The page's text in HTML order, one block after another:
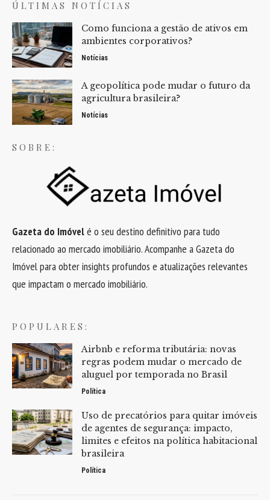
ÚLTIMAS NOTÍCIAS
Como funciona a gestão de ativos em
ambientes corporativos?
Notícias
A geopolítica pode mudar o futuro da
agricultura brasileira?
Notícias
SOBRE:
Gazeta do Imóvelé o seu destino definitivo para tudo
relacionado ao mercado imobiliário. Acompanhe a Gazeta do
Imóvel para obter insights profundos e atualizações relevantes
que impactam o mercado imobiliário.
POPULARES:
Airbnb e reforma tributária: novas
regras podem mudar o mercado de
aluguel por temporada no Brasil
Política
Uso de precatórios para quitar imóveis
de agentes de segurança: impacto,
limites e efeitos na política habitacional
brasileira
Política